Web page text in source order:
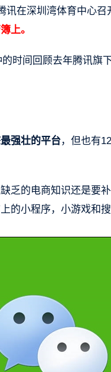
在深圳湾体育中心召
上。
时间回顾去年腾讯旗
强壮的平台，但也有
乏的电商知识还是要补
的小程序，小游戏和